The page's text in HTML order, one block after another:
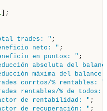
];
trades: " ;
neto: " ;
en puntos: " ;
absoluta del
máxima del
corrtos/% rentables: "
rentables/% de todos:
de rentabilidad: " ;
de recuperación: " ;